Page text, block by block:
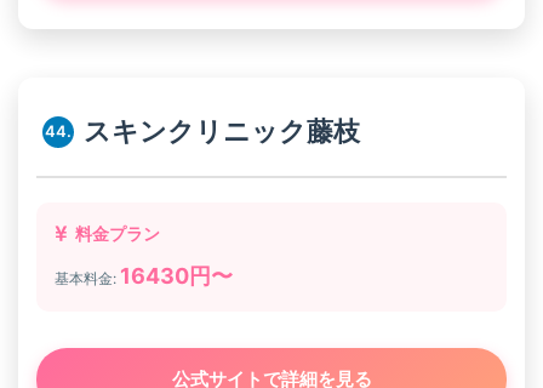
44. スキンクリニック藤枝
料金プラン
基本料金: 16430円〜
公式サイトで詳細を見る